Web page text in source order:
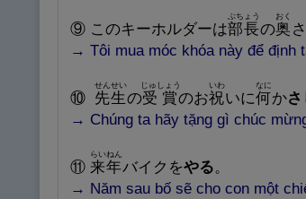
⑨ このキーホルダーは部長
ぶちょう
の奥
おく
→ Tôi mua móc khóa này để định
⑩ 先生
せんせい
の受 賞
じゅしょう
のお祝
いわ
いに何
なに
かさ
→ Chúng ta hãy tặng gì chúc
⑪ 来年
らいねん
バイクをやる。
→ Năm sau bố sẽ cho con một